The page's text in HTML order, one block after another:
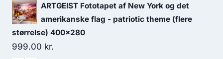
ARTGEIST Fototapet af New York og det
amerikanske flag - patriotic theme (flere
størrelse) 400x280
999.00 kr.